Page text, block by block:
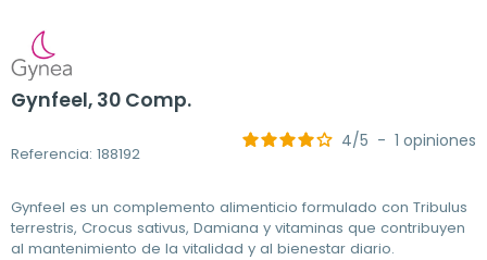
Gynfeel, 30 Comp.
Referencia: 188192
4/5 - 1 opiniones
Gynfeel es un complemento alimenticio formulado con Tribulus
terrestris, Crocus sativus, Damiana y vitaminas que contribuyen
al mantenimiento de la vitalidad y al bienestar diario.